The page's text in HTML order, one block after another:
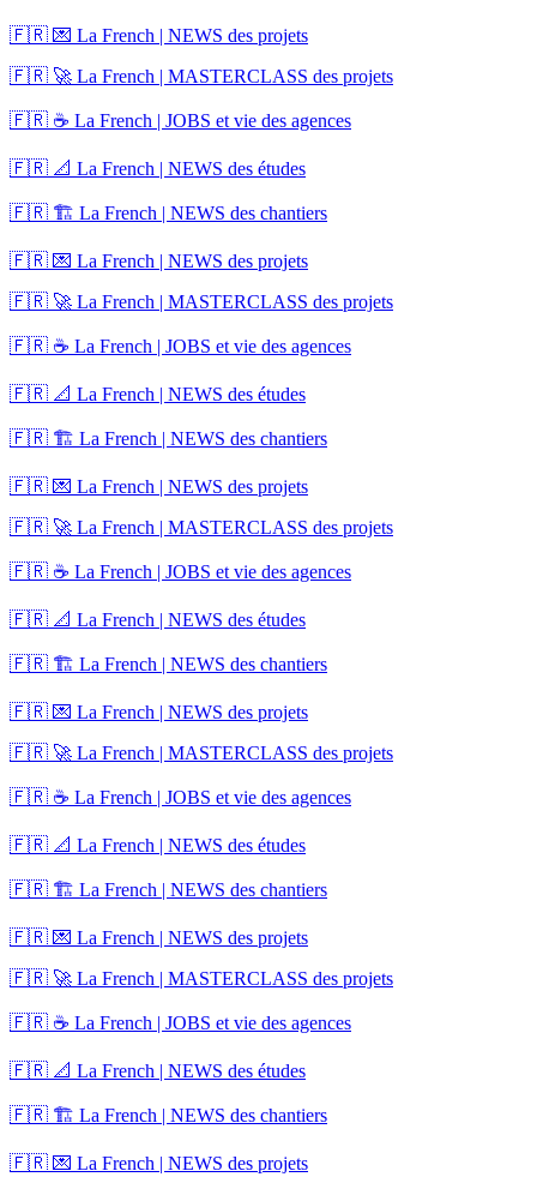
🇫🇷 💌 La French | NEWS des projets
🇫🇷 🚀 La French | MASTERCLASS des projets
🇫🇷 ☕ La French | JOBS et vie des agences
🇫🇷 📐 La French | NEWS des études
🇫🇷 🏗️ La French | NEWS des chantiers
🇫🇷 💌 La French | NEWS des projets
🇫🇷 🚀 La French | MASTERCLASS des projets
🇫🇷 ☕ La French | JOBS et vie des agences
🇫🇷 📐 La French | NEWS des études
🇫🇷 🏗️ La French | NEWS des chantiers
🇫🇷 💌 La French | NEWS des projets
🇫🇷 🚀 La French | MASTERCLASS des projets
🇫🇷 ☕ La French | JOBS et vie des agences
🇫🇷 📐 La French | NEWS des études
🇫🇷 🏗️ La French | NEWS des chantiers
🇫🇷 💌 La French | NEWS des projets
🇫🇷 🚀 La French | MASTERCLASS des projets
🇫🇷 ☕ La French | JOBS et vie des agences
🇫🇷 📐 La French | NEWS des études
🇫🇷 🏗️ La French | NEWS des chantiers
🇫🇷 💌 La French | NEWS des projets
🇫🇷 🚀 La French | MASTERCLASS des projets
🇫🇷 ☕ La French | JOBS et vie des agences
🇫🇷 📐 La French | NEWS des études
🇫🇷 🏗️ La French | NEWS des chantiers
🇫🇷 💌 La French | NEWS des projets